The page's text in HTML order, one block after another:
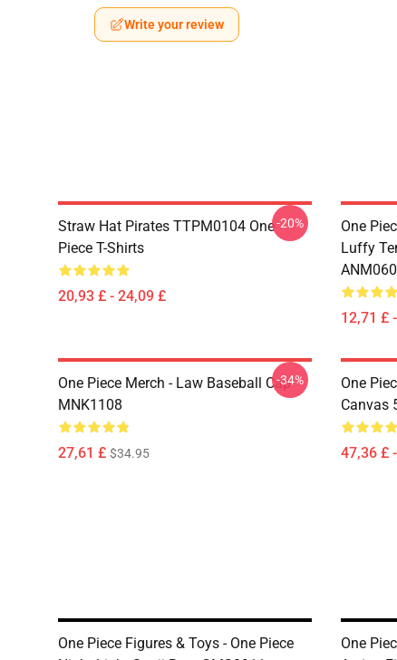
Write your review
Straw Hat Pirates TTPM0104 One
Piece T-Shirts
20,93 £ - 24,09 £
-20%
One
Luffy
12,71 £
One Piece Merch - Law Baseball Cap
MNK1108
27,61 £ $34.95
-34%
One
Canvas
47,36 £
One Piece Figures & Toys - One Piece
One